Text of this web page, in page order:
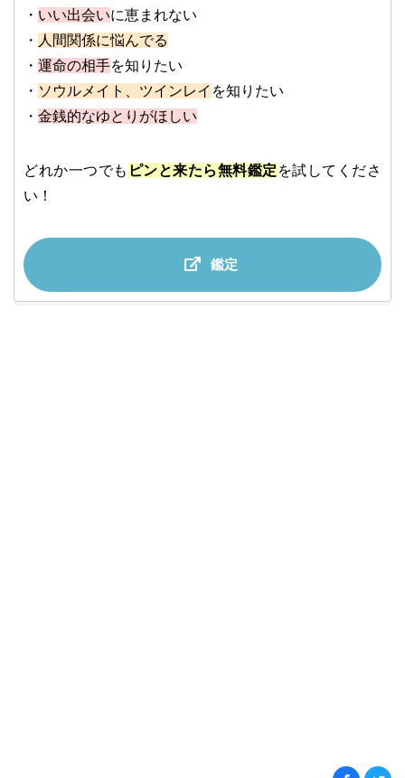
・ いい出会いに恵まれない
・ 人間関係に悩んでる
・ 運命の相手を知りたい
・ ソウルメイト、ツインレイ を知りたい
・ 金銭的なゆとりがほしい
どれか一つでも ピンと来たら無料鑑定 を試してくださ
い！
鑑定